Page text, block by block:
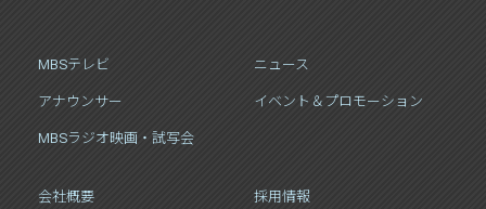
MBSテレビ ニュース
アナウンサー イベント＆プロモーション
MBSラジオ映画・試写会
会社概要 採用情報